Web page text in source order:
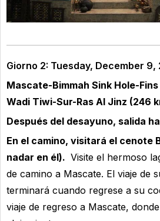
Giorno 2: Tuesday, December 9,
Mascate-Bimmah Sink Hole-
Wadi Tiwi-Sur-Ras Al Jinz (246
Después del desayuno, salida
En el camino, visitará el cenote
nadar en él). Visite el hermoso
de camino a Mascate. El viaje de
terminará cuando regrese a su
viaje de regreso a Mascate,